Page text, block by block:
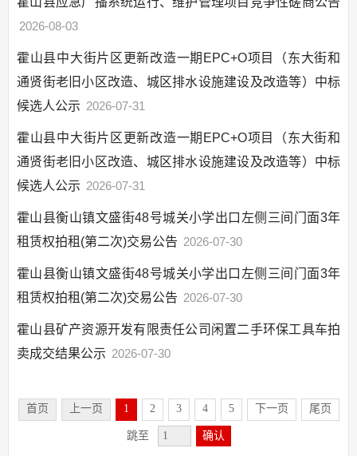
2026-08-03
霍山县中大街片区更新改造一期EPC+O项目（东大街和
通贤街老旧小区改造、城区排水设施建设及改造等）中标
候选人公示 2026-07-31
霍山县中大街片区更新改造一期EPC+O项目（东大街和
通贤街老旧小区改造、城区排水设施建设及改造等）中标
候选人公示 2026-07-31
霍山县衡山镇文盛街48号城关小学出口左侧三间门面3年
租赁权拍租(第二次)交易公告 2026-07-30
霍山县衡山镇文盛街48号城关小学出口左侧三间门面3年
租赁权拍租(第二次)交易公告 2026-07-30
霍山县矿产资源开发有限责任公司闲置二手环保工具车拍
卖成交结果公示 2026-07-30
首页 上一页 1 2 3 4 5 下一页 尾页
跳至 确认